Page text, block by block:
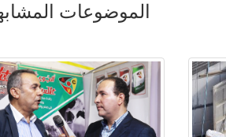
الموضوعات